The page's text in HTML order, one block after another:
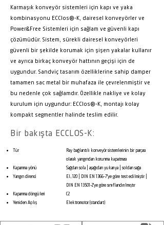
Karmaşık konveyör sistemleri için kapı ve yaka
kombinasyonu ECClos®-K, dairesel konveyörler ve
Power&Free Sistemleri için sağlam ve güvenli kapı
çözümüdür. Sistem, sürekli dairesel konveyörleri
güvenli bir şekilde korumak için şişen yakalar kullanır
ve ayrıca birkaç konveyör hattının geçişi için de
uygundur. Sandviç tasarım özelliklerine sahip damper
tamamen sac metal bir muhafaza ile çevrelenmiştir ve
bu nedenle çok sağlamdır. Özellikle nakliye ve kolay
kurulum için uygundur: ECClos®-K, montajı kolay
kompakt segmentler halinde teslim edilir.
Bir bakışta ECCLOS-K:
Tür
Kapanma yönü
Yangın direnci
Kapanma döngüleri
Yeniden Açılış
Ray bağlantılı konveyör sistemlerinin bir parçası
olarak yangından korunma kapatması
Sağdan sola | aşağıdan yukarıya | soldan sağa
EI₁ 120 | DIN EN 1366-7'ye göre test edilmiştir |
DIN EN 13501-2'ye göre sınıflandırılmıştır
C2
Elektromotor (standart)